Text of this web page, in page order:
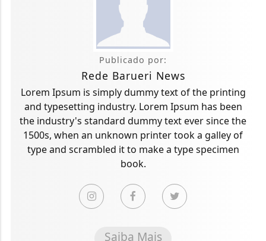
Publicado por:
Rede Barueri News
Lorem Ipsum is simply dummy text of the printing
and typesetting industry. Lorem Ipsum has been
the industry's standard dummy text ever since the
1500s, when an unknown printer took a galley of
type and scrambled it to make a type specimen
book.
Saiba Mais